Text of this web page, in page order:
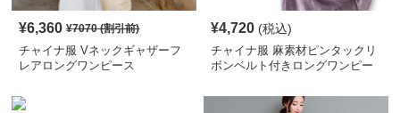
¥6,360 ¥7070(割引前)
チャイナ服 Vネックギャザーフ
レアロングワンピース
¥4,720 (税込)
チャイナ服 麻素材ピンタックリ
ボンベルト付きロングワンピー